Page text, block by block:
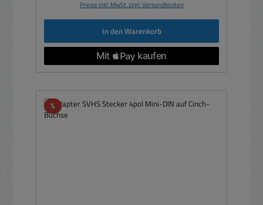
Preise inkl. MwSt. zzgl. Versandkosten
In den Warenkorb
%Rabatt